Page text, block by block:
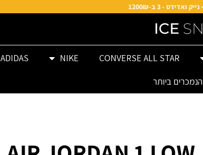
CONVERSE ALL STAR
NIKE
ADIDAS
הנמכרים ביותר